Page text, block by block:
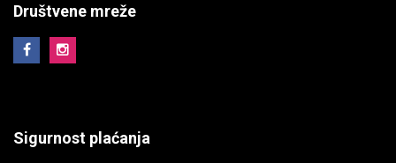
Društvene mreže
Sigurnost plaćanja